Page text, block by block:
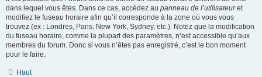
dans lequel vous êtes. Dans ce cas, accédez au panneau de l’utilisateuret
modifiez le fuseau horaire afin qu’il corresponde à la zone où vous vous
trouvez (ex : Londres, Paris, New York, Sydney, etc.). Notez que la modification
du fuseau horaire, comme la plupart des paramètres, n’est accessible qu’aux
membres du forum. Donc si vous n’êtes pas enregistré, c’est le bon moment
pour le faire.
Haut